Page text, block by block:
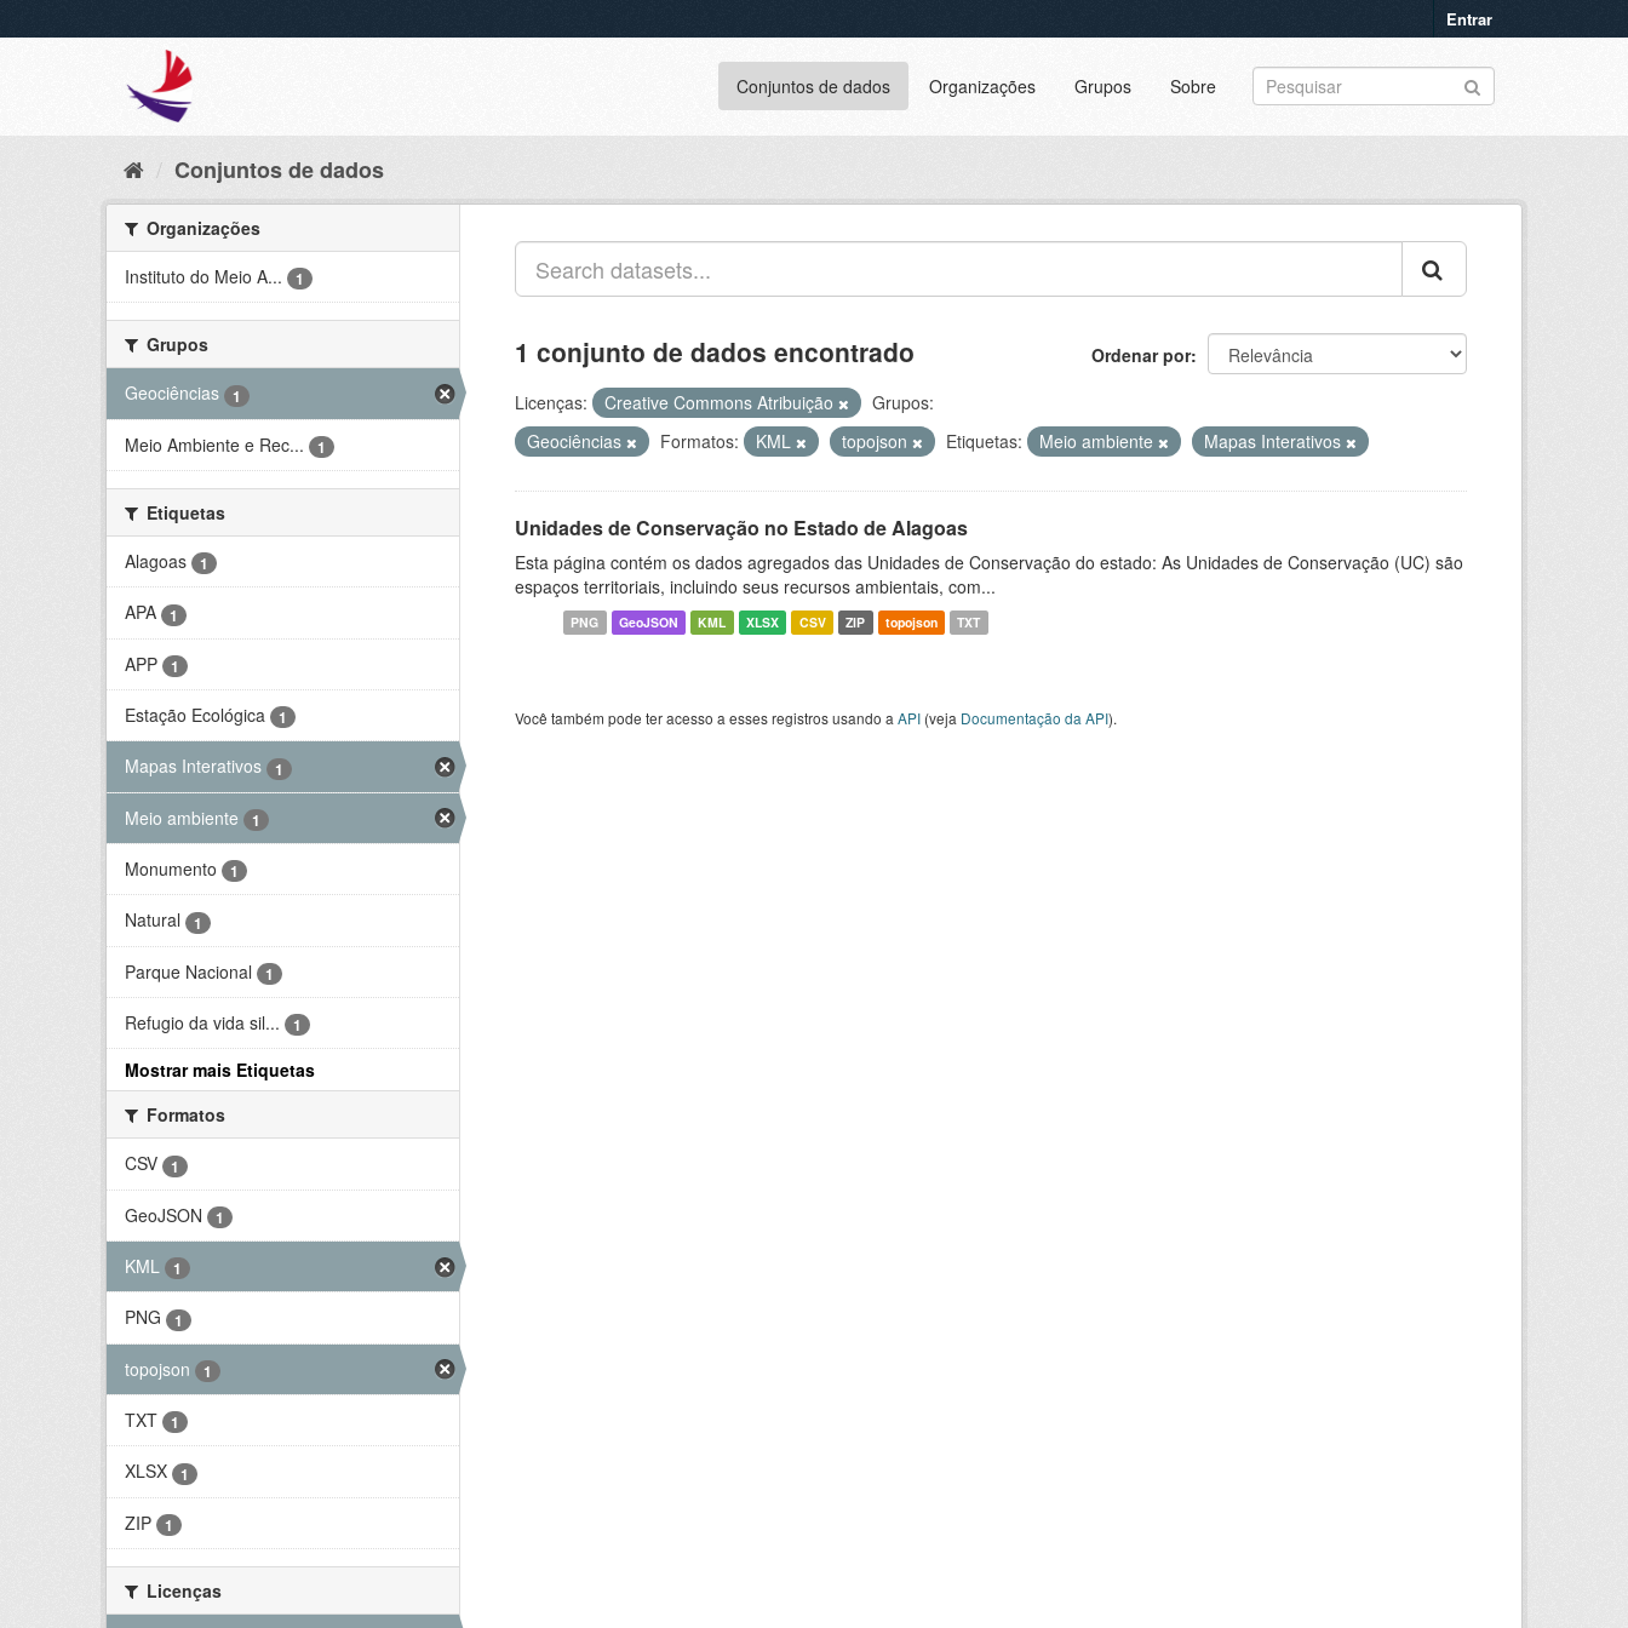
Entrar
Conjuntos de dados Organizações Grupos Sobre
Conjuntos de dados
Organizações
Instituto do Meio A...
1
Grupos
Geociências
1
Meio Ambiente e Rec... 1
Etiquetas
Alagoas
1
APA 1
APP 1
Estação Ecológica 1
Mapas Interativos 1
Meio ambiente 1
Monumento 1
Natural 1
Parque Nacional 1
Refugio da vida sil... 1
Mostrar mais Etiquetas
Formatos
CSV
1
GeoJSON 1
KML 1
PNG 1
topojson 1
TXT 1
XLSX 1
ZIP 1
Licenças
Ordenar por
1 conjunto de dados encontrado
Licenças: Creative Commons Atribuição
Grupos:
Geociências
Formatos: KML topojson Etiquetas: Meio ambiente Mapas Interativos
Unidades de Conservação no Estado de Alagoas
Esta página contém os dados agregados das Unidades de Conservação do estado: As Unidades de Conservação (UC) são
espaços territoriais, incluindo seus recursos ambientais, com...
PNG GeoJSON KML XLSX CSV ZIP topojson TXT
Você também pode ter acesso a esses registros usando a API (veja Documentação da API).